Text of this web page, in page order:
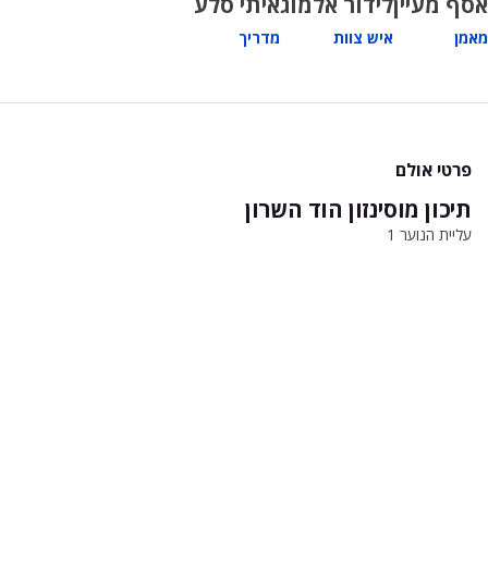
מאמן איש צוות מדריך
פרטי אולם
תיכון מוסינזון הוד השרון
עליית הנוער 1